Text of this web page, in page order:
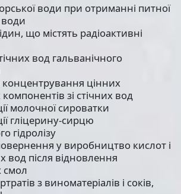
води при отриманні питної
води
що містять радіоактивні
вод гальванічного
цінних
зі стічних вод
молочної сироватки
гліцерину-сирцю
гідролізу
у виробництво кислот і
вод після відновлення
смол
з виноматеріалів і соків,